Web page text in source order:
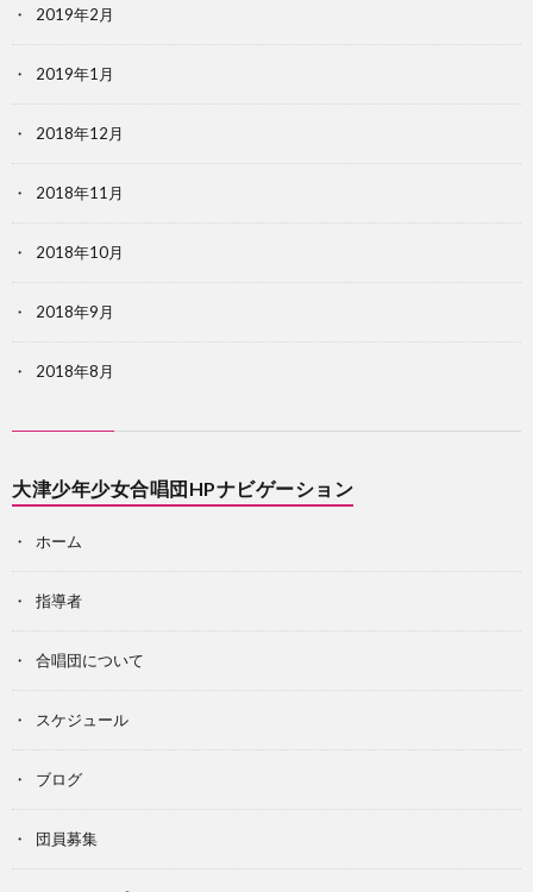
2019年2月
2019年1月
2018年12月
2018年11月
2018年10月
2018年9月
2018年8月
大津少年少女合唱団HPナビゲーション
ホーム
指導者
合唱団について
スケジュール
ブログ
団員募集